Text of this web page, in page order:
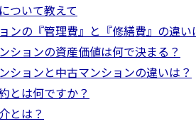
ついて教えて
ンの『管理費』と『修繕費』の違い
ションの資産価値は何で決まる？
ションと中古マンションの違いは？
とは何ですか？
とは？